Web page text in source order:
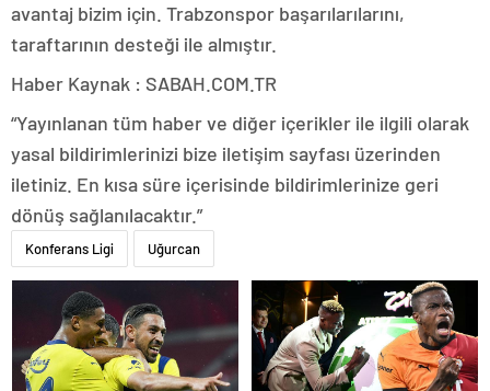
avantaj bizim için. Trabzonspor başarılarılarını,
taraftarının desteği ile almıştır.
Haber Kaynak : SABAH.COM.TR
“Yayınlanan tüm haber ve diğer içerikler ile ilgili olarak
yasal bildirimlerinizi bize iletişim sayfası üzerinden
iletiniz. En kısa süre içerisinde bildirimlerinize geri
dönüş sağlanılacaktır.”
Konferans Ligi Uğurcan